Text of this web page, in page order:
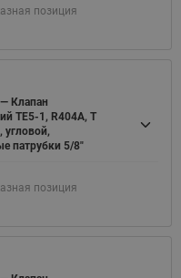
позиция
Клапан
TE5-1, R404A, T
угловой,
патрубки 5/8"
позиция